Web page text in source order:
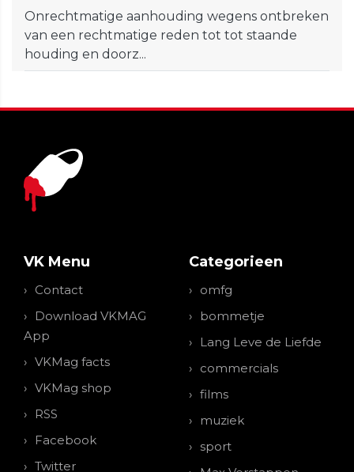
Onrechtmatige aanhouding wegens ontbreken
van een rechtmatige reden tot tot staande
houding en doorz...
VK Menu
Contact
Download VKMAG
App
VKMag facts
VKMag shop
RSS
Facebook
Twitter
Categorieen
omfg
bommetje
Lang Leve de Liefde
commercials
films
muziek
sport